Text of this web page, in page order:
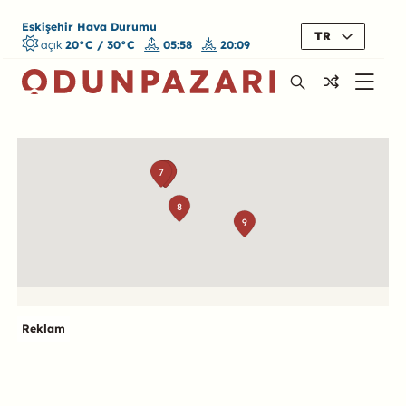
Eskişehir Hava Durumu
açık 20°C / 30°C 05:58 20:09
TR
123456
7
8
9
Reklam